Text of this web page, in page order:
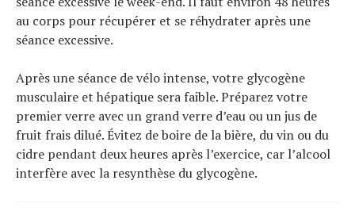
au corps pour récupérer et se réhydrater après une
séance excessive.
Après une séance de vélo intense, votre glycogène
musculaire et hépatique sera faible. Préparez votre
premier verre avec un grand verre d’eau ou un jus de
fruit frais dilué. Évitez de boire de la bière, du vin ou du
cidre pendant deux heures après l’exercice, car l’alcool
interfère avec la resynthèse du glycogène.